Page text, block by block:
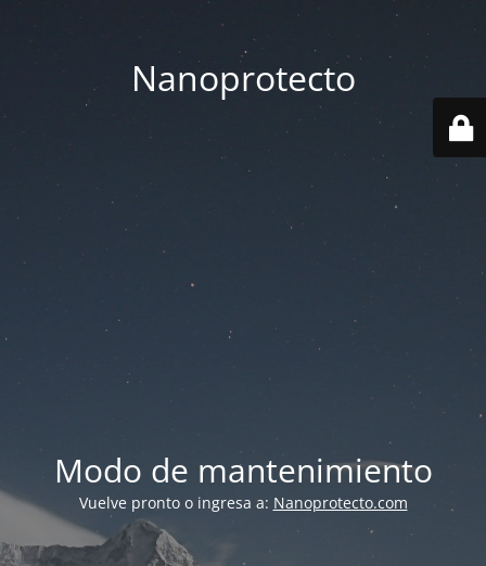
Nanoprotecto
Modo de mantenimiento
Vuelve pronto o ingresa a: Nanoprotecto.com